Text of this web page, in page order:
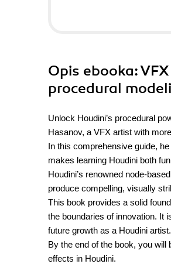
Opis ebooka:
procedural
Unlock Houdini’s procedural
Hasanov, a VFX artist with
In this comprehensive guide,
makes learning Houdini both
Houdini’s renowned node-
produce compelling, visually
This book provides a solid
the boundaries of innovation. It
future growth as a Houdini artist.
By the end of the book, you
effects in Houdini.